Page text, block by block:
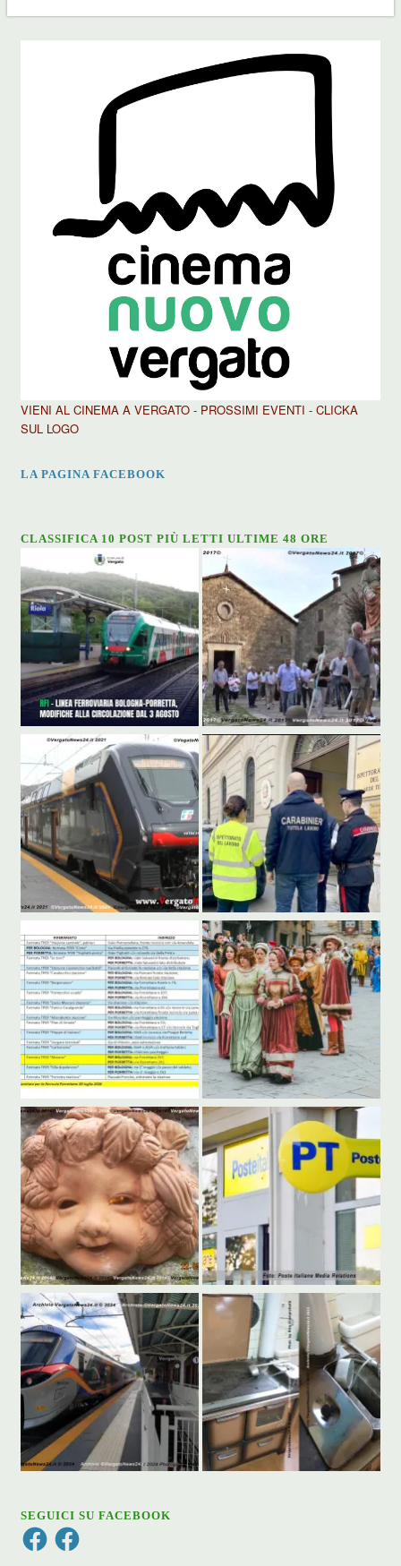
VIENI AL CINEMA A VERGATO - PROSSIMI EVENTI - CLICKA
SUL LOGO
LA PAGINA FACEBOOK
CLASSIFICA 10 POST PIÙ LETTI ULTIME 48 ORE
SEGUICI SU FACEBOOK
FacebookFacebook